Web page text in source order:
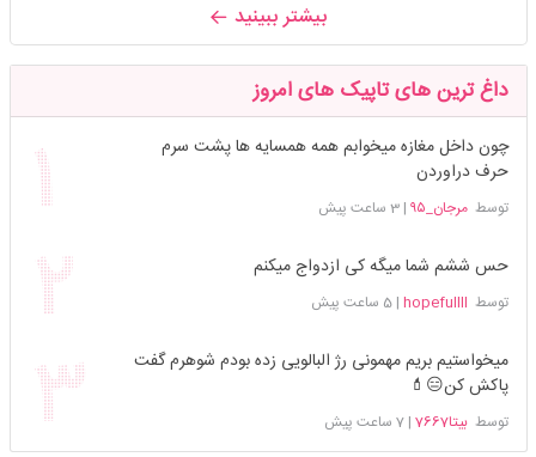
بیشتر ببینید
داغ ترین های تاپیک های امروز
چون داخل مغازه میخوابم همه همسایه ها پشت سرم
حرف دراوردن
توسطمرجان_۹۵ |3 ساعت پیش
حس ششم شما میگه کی ازدواج میکنم
توسط hopefullll
|5 ساعت پیش
میخواستیم بریم مهمونی رژ البالویی زده بودم شوهرم گفت
پاکش کن😑💄
توسطبیتا7667 |7 ساعت پیش